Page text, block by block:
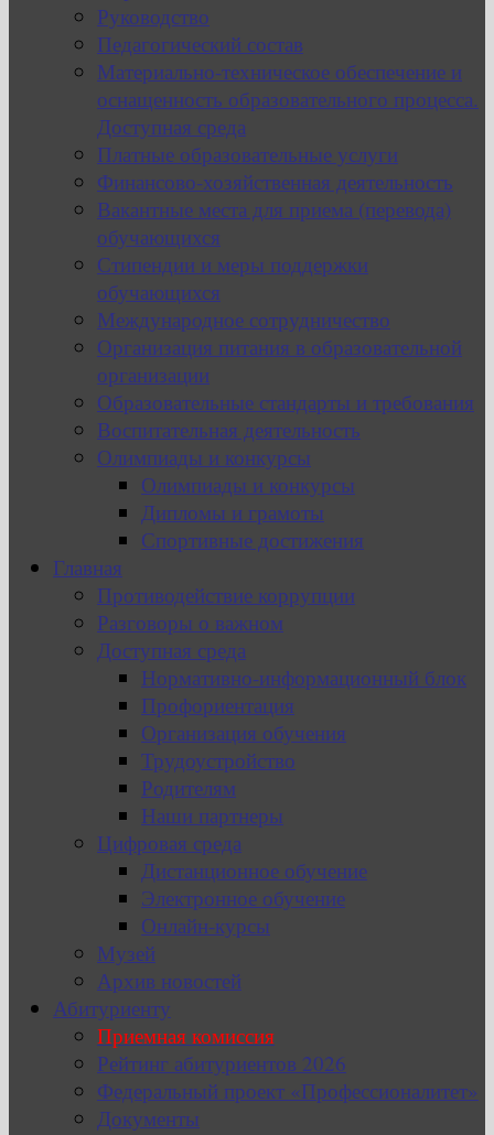
Руководство
Педагогический состав
Материально-техническое обеспечение и
оснащенность образовательного процесса.
Доступная среда
Платные образовательные услуги
Финансово-хозяйственная деятельность
Вакантные места для приема (перевода)
обучающихся
Стипендии и меры поддержки
обучающихся
Международное сотрудничество
Организация питания в образовательной
организации
Образовательные стандарты и требования
Воспитательная деятельность
Олимпиады и конкурсы
Олимпиады и конкурсы
Дипломы и грамоты
Спортивные достижения
Главная
Противодействие коррупции
Разговоры о важном
Доступная среда
Нормативно-информационный блок
Профориентация
Организация обучения
Трудоустройство
Родителям
Наши партнеры
Цифровая среда
Дистанционное обучение
Электронное обучение
Онлайн-курсы
Музей
Архив новостей
Абитуриенту
Приемная комиссия
Рейтинг абитуриентов 2026
Федеральный проект «Профессионалитет»
Документы